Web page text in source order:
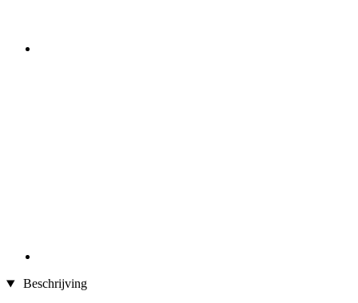
Beschrijving